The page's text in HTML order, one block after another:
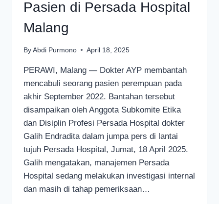
Pasien di Persada Hospital
Malang
By Abdi Purmono April 18, 2025
PERAWI, Malang — Dokter AYP membantah
mencabuli seorang pasien perempuan pada
akhir September 2022. Bantahan tersebut
disampaikan oleh Anggota Subkomite Etika
dan Disiplin Profesi Persada Hospital dokter
Galih Endradita dalam jumpa pers di lantai
tujuh Persada Hospital, Jumat, 18 April 2025.
Galih mengatakan, manajemen Persada
Hospital sedang melakukan investigasi internal
dan masih di tahap pemeriksaan…